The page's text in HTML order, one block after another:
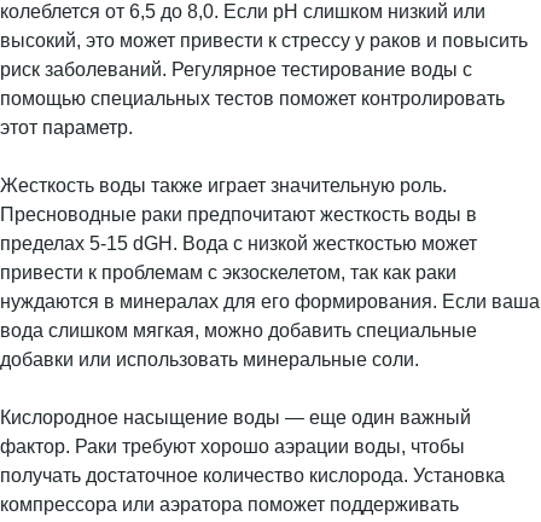
колеблется от 6,5 до 8,0. Если pH слишком низкий или
высокий, это может привести к стрессу у раков и повысить
риск заболеваний. Регулярное тестирование воды с
помощью специальных тестов поможет контролировать
этот параметр.
Жесткость воды также играет значительную роль.
Пресноводные раки предпочитают жесткость воды в
пределах 5-15 dGH. Вода с низкой жесткостью может
привести к проблемам с экзоскелетом, так как раки
нуждаются в минералах для его формирования. Если ваша
вода слишком мягкая, можно добавить специальные
добавки или использовать минеральные соли.
Кислородное насыщение воды — еще один важный
фактор. Раки требуют хорошо аэрации воды, чтобы
получать достаточное количество кислорода. Установка
компрессора или аэратора поможет поддерживать